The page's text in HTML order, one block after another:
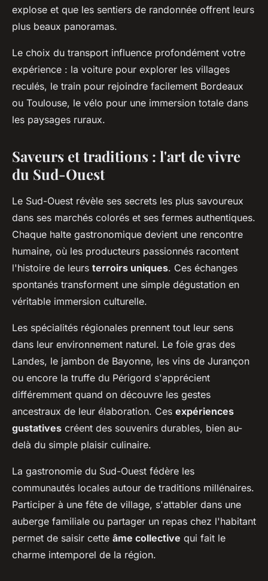
explose et que les sentiers de randonnée offrent leurs
plus beaux panoramas.
Le choix du transport influence profondément votre
expérience : la voiture pour explorer les villages
reculés, le train pour rejoindre facilement Bordeaux
ou Toulouse, le vélo pour une immersion totale dans
les paysages ruraux.
Saveurs et traditions : l'art de vivre
du Sud-Ouest
Le Sud-Ouest révèle ses secrets les plus savoureux
dans ses marchés colorés et ses fermes authentiques.
Chaque halte gastronomique devient une rencontre
humaine, où les producteurs passionnés racontent
l'histoire de leurs terroirs uniques. Ces échanges
spontanés transforment une simple dégustation en
véritable immersion culturelle.
Les spécialités régionales prennent tout leur sens
dans leur environnement naturel. Le foie gras des
Landes, le jambon de Bayonne, les vins de Jurançon
ou encore la truffe du Périgord s'apprécient
différemment quand on découvre les gestes
ancestraux de leur élaboration. Ces expériences
gustatives créent des souvenirs durables, bien au-
delà du simple plaisir culinaire.
La gastronomie du Sud-Ouest fédère les
communautés locales autour de traditions millénaires.
Participer à une fête de village, s'attabler dans une
auberge familiale ou partager un repas chez l'habitant
permet de saisir cette âme collective qui fait le
charme intemporel de la région.